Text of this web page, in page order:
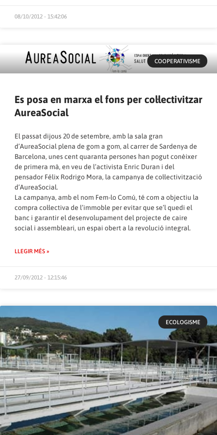
08/10/2012 - 15:42:06
COOPERATIVISME
Es posa en marxa el fons per col·lectivitzar
AureaSocial
El passat dijous 20 de setembre, amb la sala gran
d’AureaSocial plena de gom a gom, al carrer de Sardenya de
Barcelona, unes cent quaranta persones han pogut conèixer
de primera mà, en veu de l’activista Enric Duran i del
pensador Félix Rodrigo Mora, la campanya de col·lectivització
d’AureaSocial.
La campanya, amb el nom Fem-lo Comú, té com a objectiu la
compra col·lectiva de l’immoble per evitar que se’l quedi el
banc i garantir el desenvolupament del projecte de caire
social i assembleari, un espai obert a la revolució integral.
LLEGIR MÉS »
27/09/2012 - 12:15:46
ECOLOGISME